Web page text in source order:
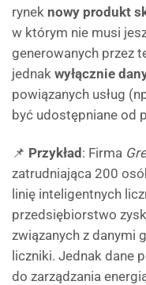
rynek nowy produkt
w którym nie musi
generowanych przez
jednak wyłącznie
powiązanych usług
być udostępniane od
📌 Przykład : Firma
zatrudniająca 200
linię inteligentnych
przedsiębiorstwo
związanych z danymi
liczniki. Jednak dane
do zarządzania